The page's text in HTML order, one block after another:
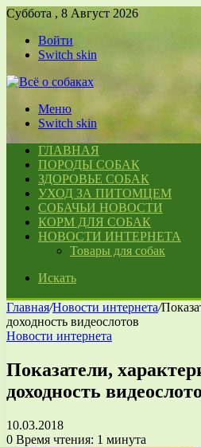
Суббота , 8 Август 2026
Войти
Switch skin
Меню
Switch skin
ГЛАВНАЯ
ПОРОДЫ СОБАК
ЗДОРОВЬЕ СОБАК
УХОД ЗА ПИТОМЦЕМ
СОБАЧЬИ НОВОСТИ
КОРМ ДЛЯ СОБАК
НОВОСТИ ИНТЕРНЕТА
Товары для собак
Искать
Главная/Новости интернета/
доходность видеослотов
Новости интернета
Показатели,
доходность
10.03.2018
0 Время чтения: 1 минута